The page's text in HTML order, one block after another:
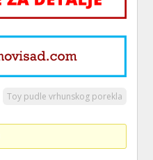
Toy pudle vrhunskog porekla